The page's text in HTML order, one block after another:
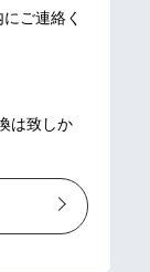
ご連絡く
は致しか